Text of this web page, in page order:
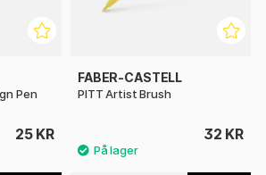
Pen
25 KR
FABER-CASTELL
PITT Artist Brush
32 KR